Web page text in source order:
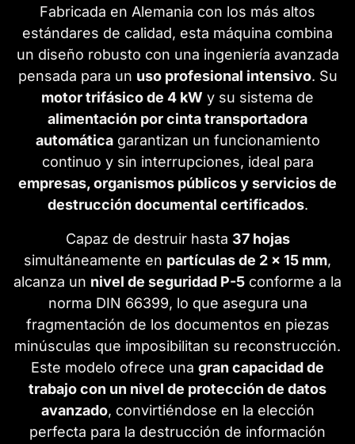
Fabricada en Alemania con los más altos
estándares de calidad, esta máquina combina
un diseño robusto con una ingeniería avanzada
pensada para un uso profesional intensivo. Su
motor trifásico de 4 kW y su sistema de
alimentación por cinta transportadora
automáticagarantizan un funcionamiento
continuo y sin interrupciones, ideal para
empresas, organismos públicos y servicios de
destrucción documental certificados.
Capaz de destruir hasta 37 hojas
simultáneamente en partículas de 2 x 15 mm,
alcanza un nivel de seguridad P-5 conforme a la
norma DIN 66399, lo que asegura una
fragmentación de los documentos en piezas
minúsculas que imposibilitan su reconstrucción.
Este modelo ofrece una gran capacidad de
trabajo con un nivel de protección de datos
avanzado, convirtiéndose en la elección
perfecta para la destrucción de información